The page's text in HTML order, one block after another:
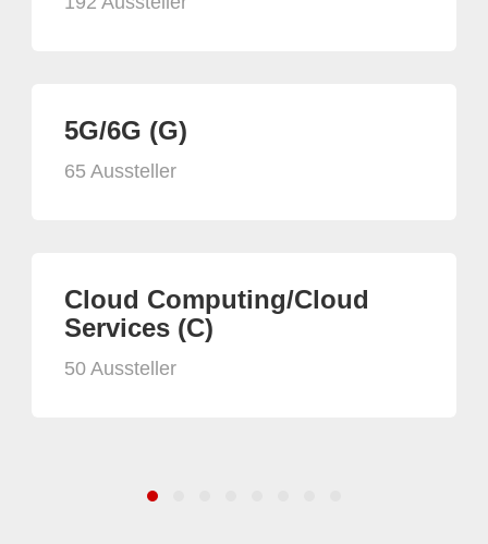
5G/6G (G)
65 Aussteller
Cloud Computing/Cloud
Services (C)
50 Aussteller